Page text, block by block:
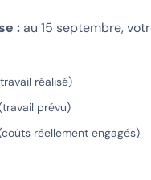
:au 15 septembre,
réalisé)
prévu)
réellement engagés)